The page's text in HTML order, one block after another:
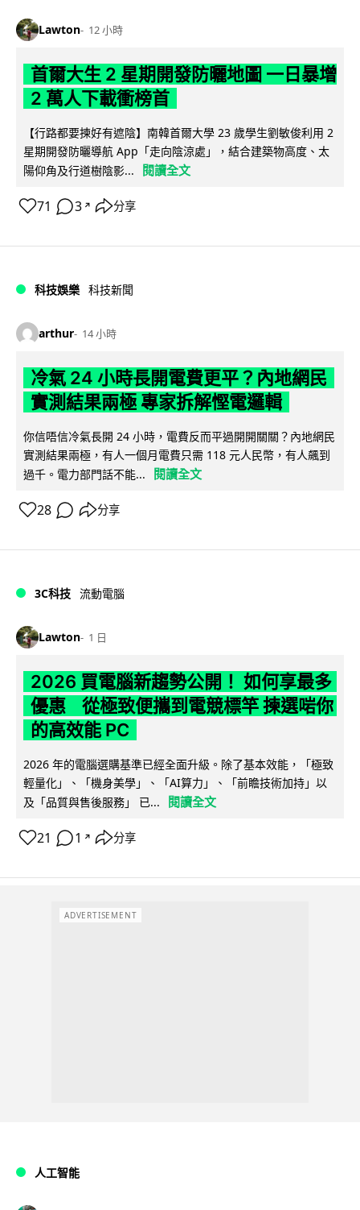
Lawton 12 小時
首爾大生 2 星期開發防曬地圖 一日暴增
2 萬人下載衝榜首
【行路都要揀好有遮陰】南韓首爾大學 23 歲學生劉敏俊利用 2
星期開發防曬導航 App「走向陰涼處」，結合建築物高度、太
陽仰角及行道樹陰影...
閱讀全文
71 3 ↗ 分享
科技娛樂 科技新聞
arthur 14 小時
冷氣 24 小時長開電費更平？內地網民
實測結果兩極 專家拆解慳電邏輯
你信唔信冷氣長開 24 小時，電費反而平過開開關關？內地網民
實測結果兩極，有人一個月電費只需 118 元人民幣，有人飆到
過千。電力部門話不能...
閱讀全文
28 分享
3C科技 流動電腦
Lawton 1 日
2026 買電腦新趨勢公開！ 如何享最多
優惠 從極致便攜到電競標竿 揀選啱你
的高效能 PC
2026 年的電腦選購基準已經全面升級。除了基本效能，「極致
輕量化」、「機身美學」、「AI算力」、「前瞻技術加持」以
及「品質與售後服務」 已...
閱讀全文
21 1 ↗ 分享
ADVERTISEMENT
人工智能